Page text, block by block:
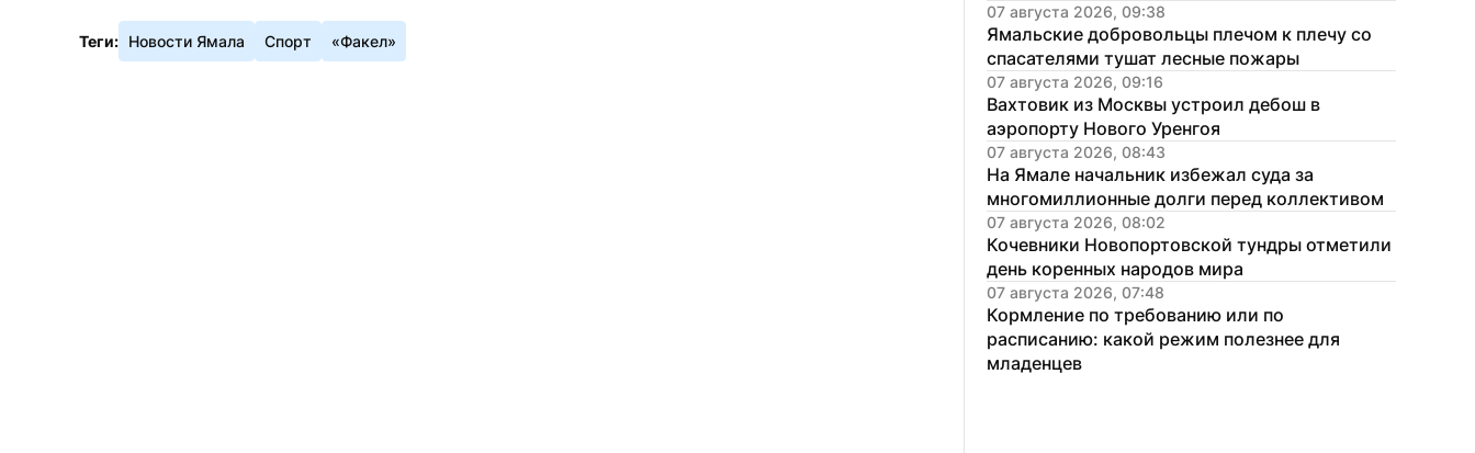
Теги: Новости Ямала Спорт «Факел»
07 августа 2026, 09:38
Ямальские добровольцы плечом к плечу со
спасателями тушат лесные пожары
07 августа 2026, 09:16
Вахтовик из Москвы устроил дебош в
аэропорту Нового Уренгоя
07 августа 2026, 08:43
На Ямале начальник избежал суда за
многомиллионные долги перед коллективом
07 августа 2026, 08:02
Кочевники Новопортовской тундры отметили
день коренных народов мира
07 августа 2026, 07:48
Кормление по требованию или по
расписанию: какой режим полезнее для
младенцев